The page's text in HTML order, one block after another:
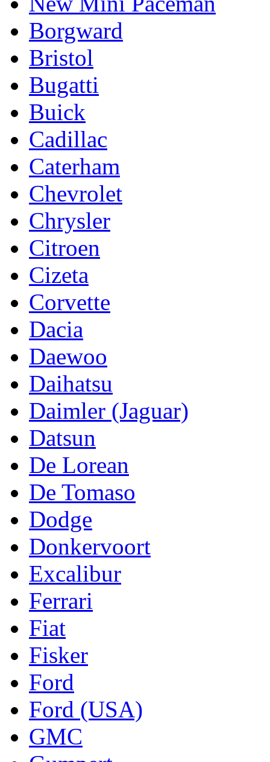
Borgward
Bristol
Bugatti
Buick
Cadillac
Caterham
Chevrolet
Chrysler
Citroen
Cizeta
Corvette
Dacia
Daewoo
Daihatsu
Daimler (Jaguar)
Datsun
De Lorean
De Tomaso
Dodge
Donkervoort
Excalibur
Ferrari
Fiat
Fisker
Ford
Ford (USA)
GMC